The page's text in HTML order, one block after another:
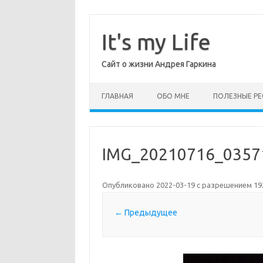
содержимому
It's my Life
Сайт о жизни Андрея Гаркина
ГЛАВНАЯ ОБО МНЕ ПОЛЕЗНЫЕ
Опубликовано 2022-03-19с разрешением
← Предыдущее